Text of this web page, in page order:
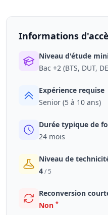
Informations
Niveau d'étude
Bac +2 (BTS, DUT,
Expérience requise
Senior (5 à 10 ans)
Durée typique de
24 mois
Niveau de
4/ 5
Reconversion
Non *